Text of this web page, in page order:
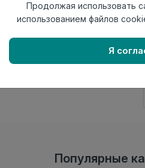
Популярные
Продолжая использовать
использованием файлов
Я